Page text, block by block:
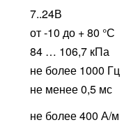
7..24В
от -10 до + 80 °С
84 … 106,7 кПа
не более 1000 Гц
не менее 0,5 мс
не более 400 А/м